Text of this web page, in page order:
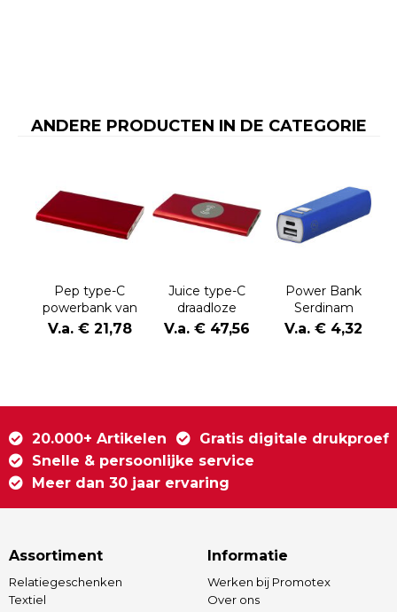
ANDERE PRODUCTEN IN DE CATEGORIE
Pep type-C
powerbank van
4000 mAh van
gerecycled
V.a. € 21,78
Juice type-C
draadloze
powerbank van
8000 mAh van
V.a. € 47,56
Power Bank
Serdinam
V.a. € 4,32
20.000+ Artikelen
Gratis digitale drukproef
Snelle & persoonlijke service
Meer dan 30 jaar ervaring
Assortiment
Relatiegeschenken
Textiel
Informatie
Werken bij Promotex
Over ons